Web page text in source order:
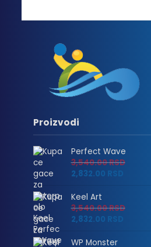
Proizvodi
Perfect Wave
3,540.00RSD
2,832.00 RSD
Keel Art
3,540.00RSD
2,832.00 RSD
WP Monster